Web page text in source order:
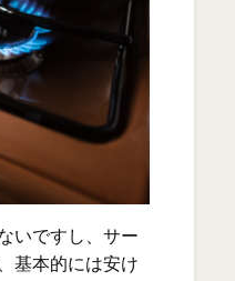
いですし、サー
基本的には安け